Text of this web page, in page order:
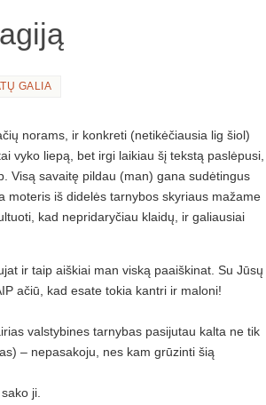
GALIA
norams, ir konkreti (netikėčiausia lig šiol)
vyko liepą, bet irgi laikiau šį tekstą paslėpusi,
Visą savaitę pildau (man) gana sudėtingus
moteris iš didelės tarnybos skyriaus mažame
kad nepridaryčiau klaidų, ir galiausiai
ir taip aiškiai man viską paaiškinat. Su Jūsų
ačiū, kad esate tokia kantri ir maloni!
valstybines tarnybas pasijutau kalta ne tik
– nepasakoju, nes kam grūzinti šią
ji.